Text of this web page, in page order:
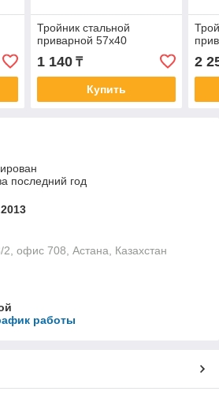
Тройник стальной
приварной 57х40
1 140₸
Купить
2
последний год
офис 708, Астана, Казахстан
работы